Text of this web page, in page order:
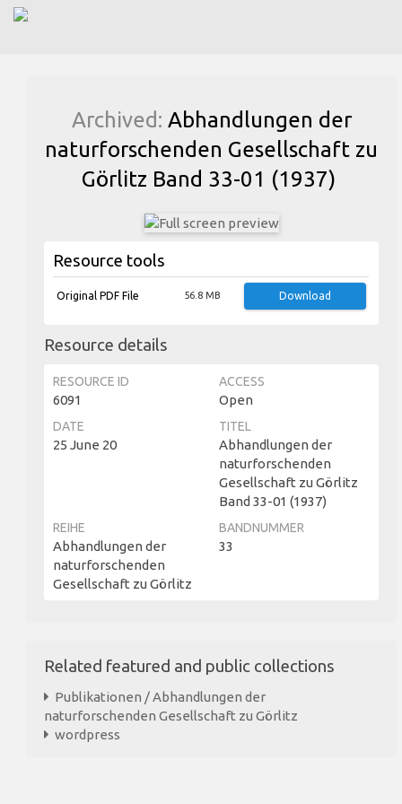
Archived: Abhandlungen der
naturforschenden Gesellschaft zu
Görlitz Band 33-01 (1937)
Resource tools
Original PDF File 56.8 MB Download
Resource details
RESOURCE ID
6091
ACCESS
Open
DATE
25 June 20
TITEL
Abhandlungen der
naturforschenden
Gesellschaft zu Görlitz
Band 33-01 (1937)
REIHE
Abhandlungen der
naturforschenden
Gesellschaft zu Görlitz
BANDNUMMER
33
Related featured and public collections
Publikationen / Abhandlungen der
naturforschenden Gesellschaft zu Görlitz
wordpress